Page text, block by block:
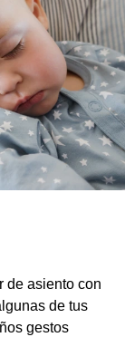
de asiento con
de tus
gestos